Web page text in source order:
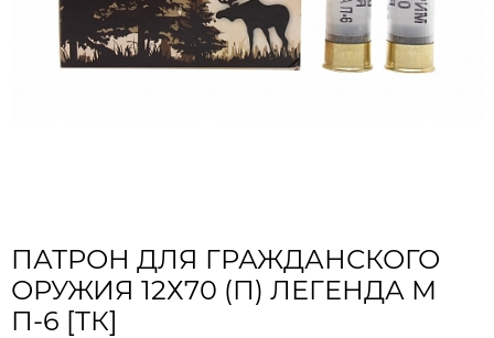
ПАТРОН ДЛЯ ГРАЖДАНСКОГО
ОРУЖИЯ 12Х70 (П) ЛЕГЕНДА М
П-6 [ТК]